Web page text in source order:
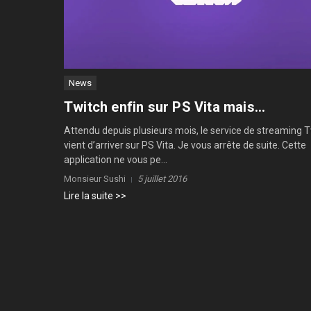
News
Twitch enfin sur PS Vita mais…
Attendu depuis plusieurs mois, le service de streaming
vient d’arriver sur PS Vita. Je vous arrête de suite. Cette
application ne vous pe...
Monsieur Sushi 5 juillet 2016
Lire la suite >>